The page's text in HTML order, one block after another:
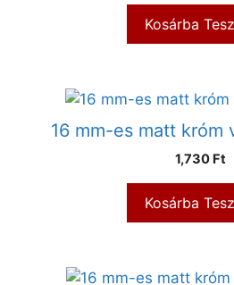
Kosárba
16 mm-es matt króm
1,730 Ft
Kosárba